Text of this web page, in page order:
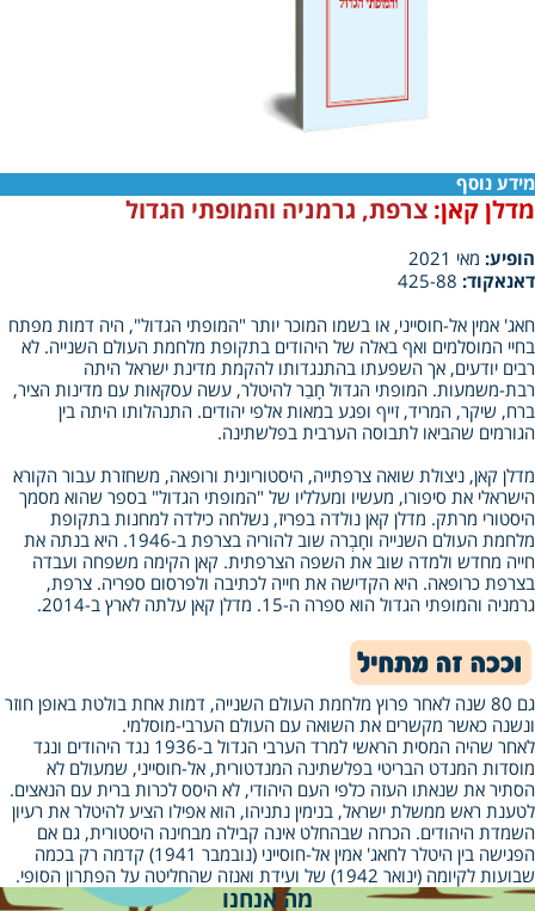
מידע נוסף
מדלן קאן: צרפת, גרמניה והמופתי הגדול
הופיע: מאי 2021
דאנאקוד:
חאג' אמין אל‑חוסייני, או בשמו המוכר יותר "המופתי הגדול", היה דמות מפתח
בחיי המוסלמים ואף באלה של היהודים בתקופת מלחמת העולם השנייה. לא
רבים יודעים, אך השפעתו בהתנגדותו להקמת מדינת ישראל היתה
רבת‑משמעות. המופתי הגדול חָבַר להיטלר, עשה עסקאות עם מדינות הציר,
ברח, שיקר, המריד, זייף ופגע במאות אלפי יהודים. התנהלותו היתה בין
הגורמים שהביאו לתבוסה הערבית בפלשתינה.
מדלן קאן, ניצולת שואה צרפתייה, היסטוריונית ורופאה, משחזרת עבור הקורא
הישראלי את סיפורו, מעשיו ומעלליו של "המופתי הגדול" בספר שהוא מסמך
היסטורי מרתק. מדלן קאן נולדה בפריז, נשלחה כילדה למחנות בתקופת
מלחמת העולם השנייה וחָבְרה שוב להוריה בצרפת ב‑1946. היא בנתה את
חייה מחדש ולמדה שוב את השפה הצרפתית. קאן הקימה משפחה ועבדה
בצרפת כרופאה. היא הקדישה את חייה לכתיבה ולפרסום ספריה. צרפת,
גרמניה והמופתי הגדול הוא ספרה ה‑15. מדלן קאן עלתה לארץ ב‑2014.
גם 80 שנה לאחר פרוץ מלחמת העולם השנייה, דמות אחת בולטת באופן חוזר
ונשנה כאשר מקשרים את השואה עם העולם הערבי‑מוסלמי.
לאחר שהיה המסית הראשי למרד הערבי הגדול ב‑1936 נגד היהודים ונגד
מוסדות המנדט הבריטי בפלשתינה המנדטורית, אל‑חוסייני, שמעולם לא
הסתיר את שנאתו העזה כלפי העם היהודי, לא היסס לכרות ברית עם הנאצים.
לטענת ראש ממשלת ישראל, בנימין נתניהו, הוא אפילו הציע להיטלר את רעיון
השמדת היהודים. הכרזה שבהחלט אינה קבילה מבחינה היסטורית, גם אם
הפגישה בין היטלר לחאג' אמין אל‑חוסייני (נובמבר 1941) קדמה רק בכמה
שבועות לקיומה (ינואר 1942) של ועידת ואנזה שהחליטה על הפתרון הסופי.
מה אנחנו